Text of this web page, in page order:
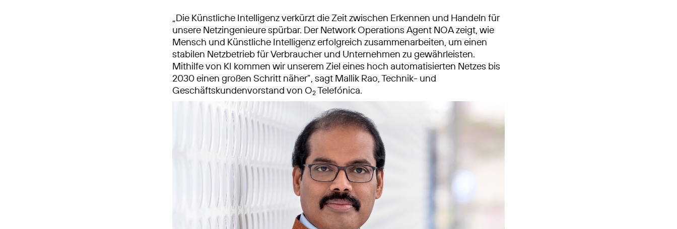
„Die Künstliche Intelligenz verkürzt die Zeit zwischen Erkennen und Handeln für
unsere Netzingenieure spürbar. Der Network Operations Agent NOA zeigt, wie
Mensch und Künstliche Intelligenz erfolgreich zusammenarbeiten, um einen
stabilen Netzbetrieb für Verbraucher und Unternehmen zu gewährleisten.
Mithilfe von KI kommen wir unserem Ziel eines hoch automatisierten Netzes bis
2030 einen großen Schritt näher”, sagt Mallik Rao, Technik- und
Geschäftskundenvorstand von O2Telefónica.